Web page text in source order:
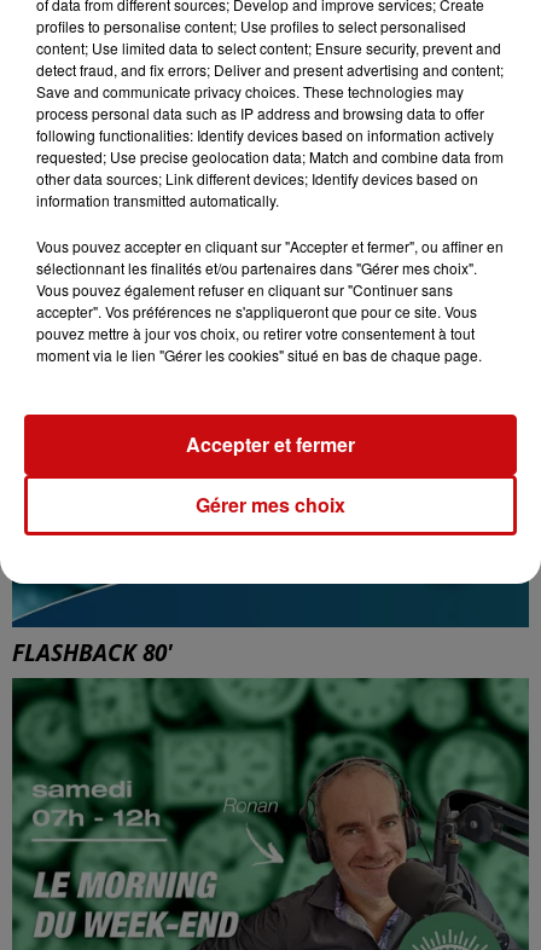
FLASHBACK 80'
FLASHBACK 80'
profiles to personalise content; Use profiles to select personalised
content; Use limited data to select content; Ensure security, prevent and
detect fraud, and fix errors; Deliver and present advertising and content;
Save and communicate privacy choices. These technologies may
process personal data such as IP address and browsing data to offer
following functionalities: Identify devices based on information actively
requested; Use precise geolocation data; Match and combine data from
other data sources; Link different devices; Identify devices based on
information transmitted automatically.
Vous pouvez accepter en cliquant sur "Accepter et fermer", ou affiner en
sélectionnant les finalités et/ou partenaires dans "Gérer mes choix".
Vous pouvez également refuser en cliquant sur "Continuer sans
accepter". Vos préférences ne s'appliqueront que pour ce site. Vous
pouvez mettre à jour vos choix, ou retirer votre consentement à tout
moment via le lien "Gérer les cookies" situé en bas de chaque page.
Gérer mes choix
Accepter et fermer